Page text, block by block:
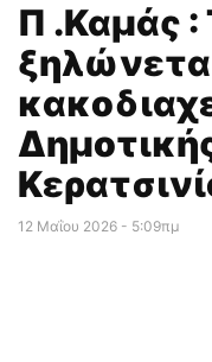
Π .Καμάς :
12 Μαΐου 2026 - 5:09πμ